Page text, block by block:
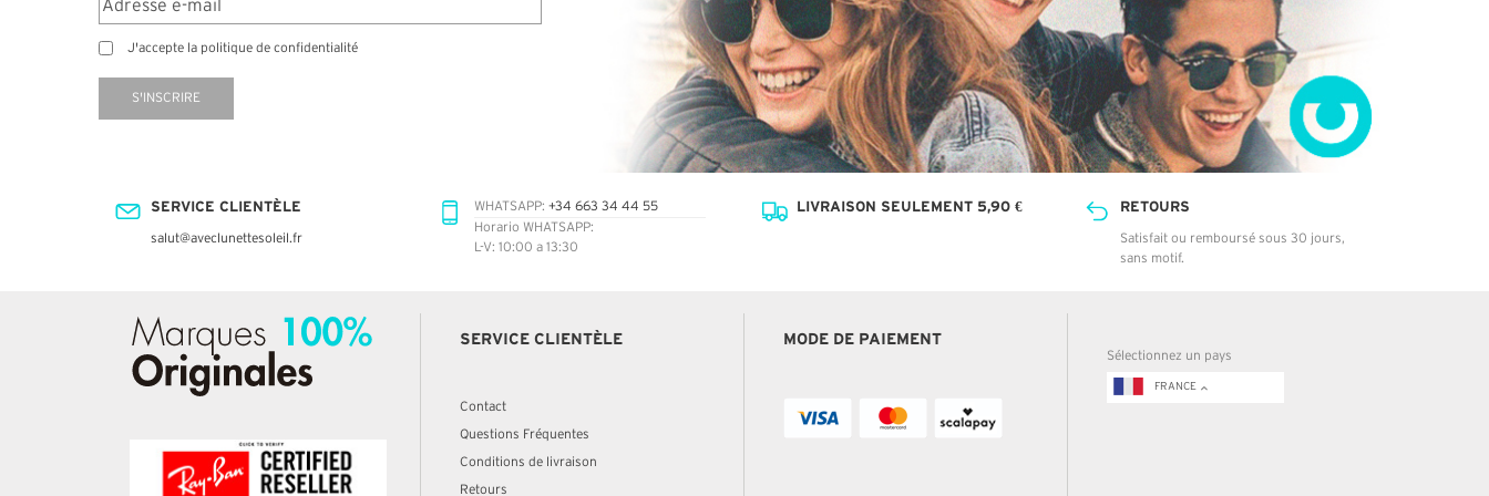
J'accepte la politique de confidentialité
S'INSCRIRE
SERVICE CLIENTÈLE
salut@aveclunettesoleil.fr
WHATSAPP: +34 663 34 44 55
Horario WHATSAPP:
L-V: 10:00 a 13:30
LIVRAISON SEULEMENT 5,90 € RETOURS
Satisfait ou remboursé sous 30 jours,
sans motif.
SERVICE CLIENTÈLE
Contact
Questions Fréquentes
Conditions de livraison
Retours
MODE DE PAIEMENT
Sélectionnez un pays
FRANCE